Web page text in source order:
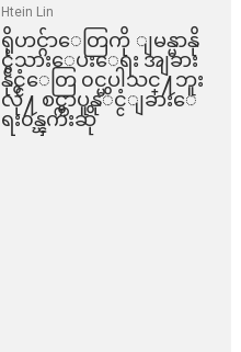
Htein Lin
ရိုဟင္ဂ်ာေတြကို ျမန္မာနို
င္ငံသားေပးေရး အျခား
နိုင္ငံေတြ ၀င္မပါသင္႔ဘူး
လို႔ စင္ကာပူနုိင္ငံျခားေ
ရး၀န္ၾကီးဆို